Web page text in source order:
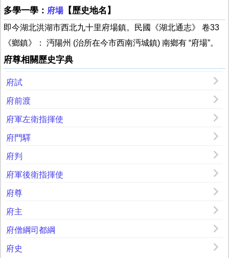
多學一學： 府場【歷史地名】
即今湖北洪湖市西北九十里府場鎮。民國《湖北通志》 卷33
《鄉鎮》： 沔陽州 (治所在今市西南沔城鎮) 南鄉有 “府場”。
府尊相關歷史字典
府試
府前渡
府軍左衛指揮使
府門驛
府判
府軍後衛指揮使
府尊
府主
府僧綱司都綱
府史